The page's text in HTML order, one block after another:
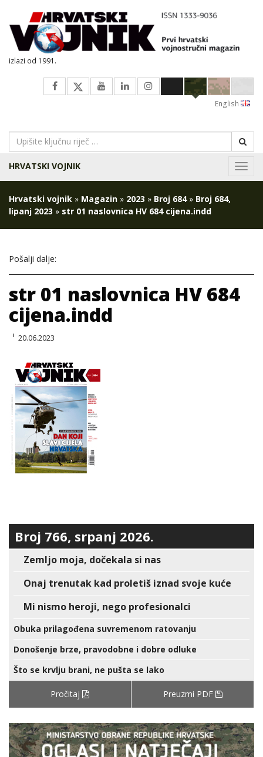
izlazi od 1991.
English
HRVATSKI VOJNIK
Hrvatski vojnik » Magazin » 2023 » Broj 684» Broj 684,
lipanj 2023 » str 01 naslovnica HV 684 cijena.indd
Pošalji dalje:
str 01 naslovnica HV 684
cijena.indd
20.06.2023
Broj 766, srpanj 2026.
Zemljo moja, dočekala si nas
Onaj trenutak kad proletiš iznad svoje kuće
Mi nismo heroji, nego profesionalci
Obuka prilagođena suvremenom ratovanju
Donošenje brze, pravodobne i dobre odluke
Što se krvlju brani, ne pušta se lako
Pročitaj Preuzmi PDF